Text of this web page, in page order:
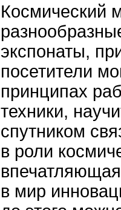
Космический
экспонаты,
посетители
принципах
техники,
спутником
в роли
в мир